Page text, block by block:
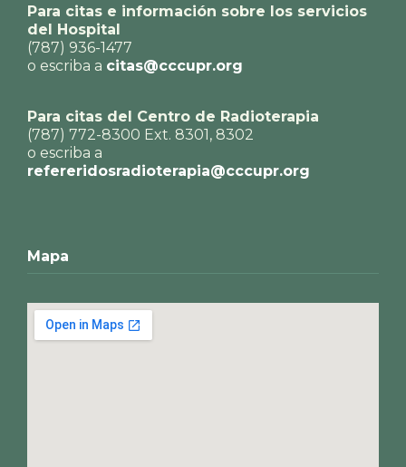
Para citas e información sobre los servicios
del Hospital
(787) 936-1477
o escriba a citas@cccupr.org
Para citas del Centro de Radioterapia
(787) 772-8300 Ext. 8301, 8302
o escriba a
refereridosradioterapia@cccupr.org
Mapa